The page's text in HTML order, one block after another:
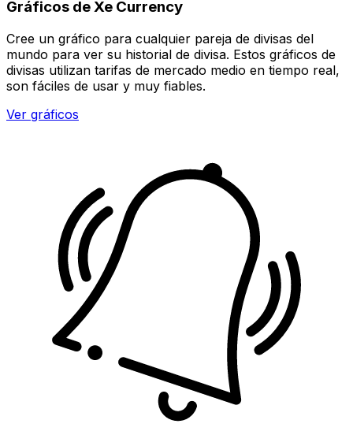
Gráficos de Xe Currency
Cree un gráfico para cualquier pareja de divisas del
mundo para ver su historial de divisa. Estos gráficos de
divisas utilizan tarifas de mercado medio en tiempo real,
son fáciles de usar y muy fiables.
Ver gráficos